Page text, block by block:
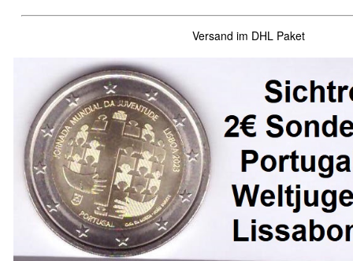
Versand im DHL Paket